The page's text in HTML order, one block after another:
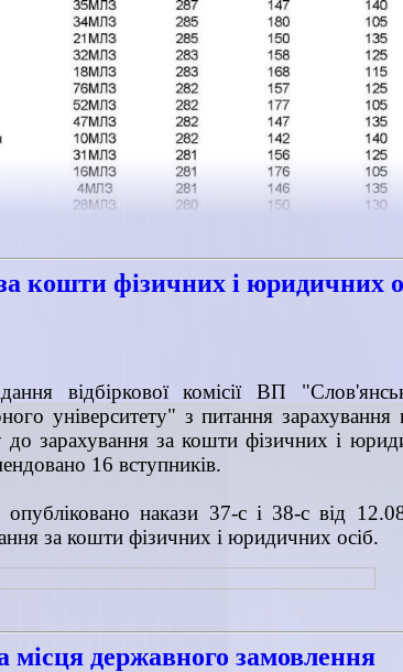
кошти фізичних і юридичних
відбіркової комісії ВП
університету" з питання зарахування
зарахування за кошти фізичних і
16 вступників.
накази 37-с і 38-с від
за кошти фізичних і юридичних осіб.
місця державного замовлення